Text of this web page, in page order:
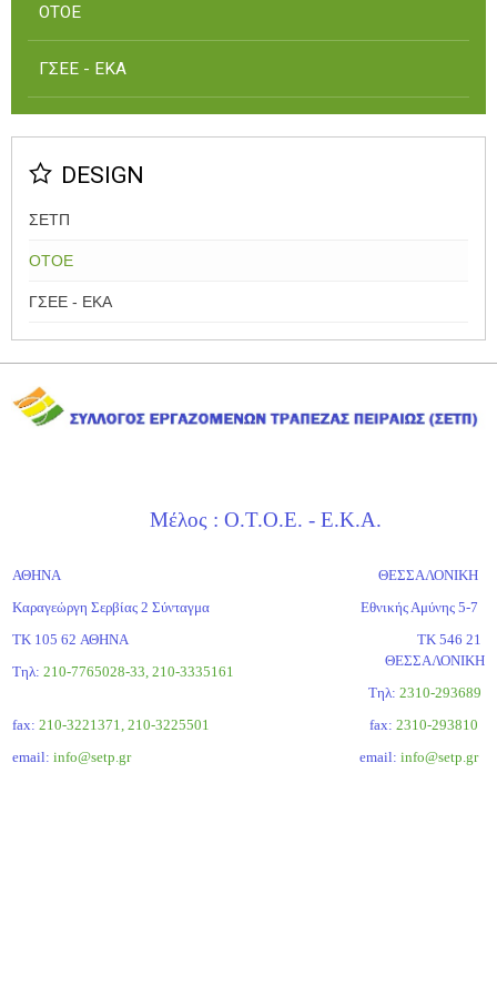
ΟΤΟΕ
ΓΣΕΕ - ΕΚΑ
DESIGN
ΣΕΤΠ
ΟΤΟΕ
ΓΣΕΕ - ΕΚΑ
Μέλος : Ο.Τ.Ο.Ε. - Ε.Κ.Α.
ΑΘΗΝΑ
Καραγεώργη Σερβίας 2 Σύνταγμα
ΤΚ 105 62 ΑΘΗΝΑ
Τηλ: 210-7765028-33, 210-3335161
fax: 210-3221371, 210-3225501
email: info@setp.gr
ΘΕΣΣΑΛΟΝΙΚΗ
Εθνικής Αμύνης 5-7
ΤΚ 546 21
ΘΕΣΣΑΛΟΝΙΚΗ
Tηλ: 2310-293689
fax: 2310-293810
email: info@setp.gr